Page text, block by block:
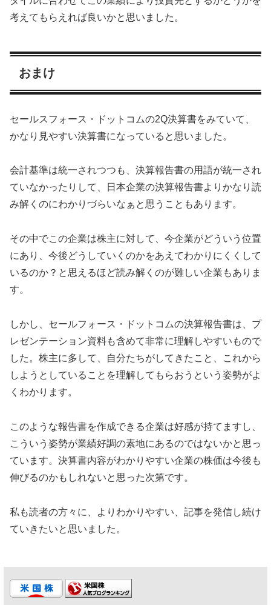
考えてもらえれば良いかと思いました。
おまけ
セールスフォース・ドットコムの2Q決算書をみていて、
かなり見やすい決算書になっていると思いました。
会計基準は統一されつつも、決算報告書の用語が統一され
ていなかったりして、日本企業の決算報告書よりかなり読
み解くのにわかりづらいなぁと思うこともあります。
その中でこの企業は株主に対して、今企業がどういう位置
にあり、今後どうしていくのかをあえてわかりにくくして
いるのか？と思えるほど読み解くのが難しい企業もありま
す。
しかし、セールフォース・ドットコムの決算報告書は、プ
レゼンテーション資料も含めて非常に理解しやすいもので
した。株主に多して、自分たちがしてきたこと、これから
しようとしていることを理解してもらおうという姿勢がよ
くわかります。
このような報告書を作成できる企業は好感が持てますし、
こういう姿勢が業績好調の素地にあるのではないかと思っ
ています。決算書内容がわかりやすい企業の株価は今後も
伸びるのかもしれないと思った次第です。
私も読者の方々に、よりわかりやすい、記事を発信し続け
ていきたいと思いました。